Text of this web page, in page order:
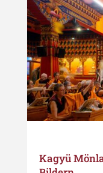
Kagyü